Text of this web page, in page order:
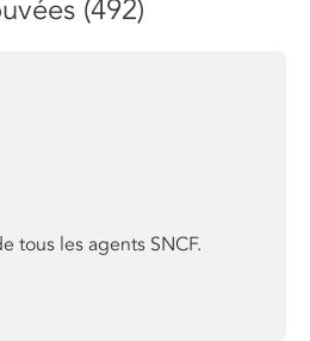
(492)
tous les agents SNCF.